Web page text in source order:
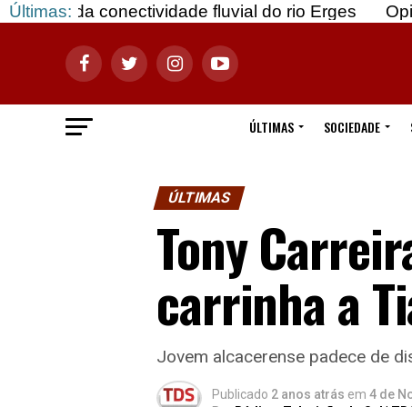
Últimas: fluvial do rio Erges Opinião: Gozar
ÚLTIMAS
SOCIEDADE
ÚLTIMAS
Tony
carrinha a
Jovem alcacerense padece de
Publicado 2 anos atrás em 4 de